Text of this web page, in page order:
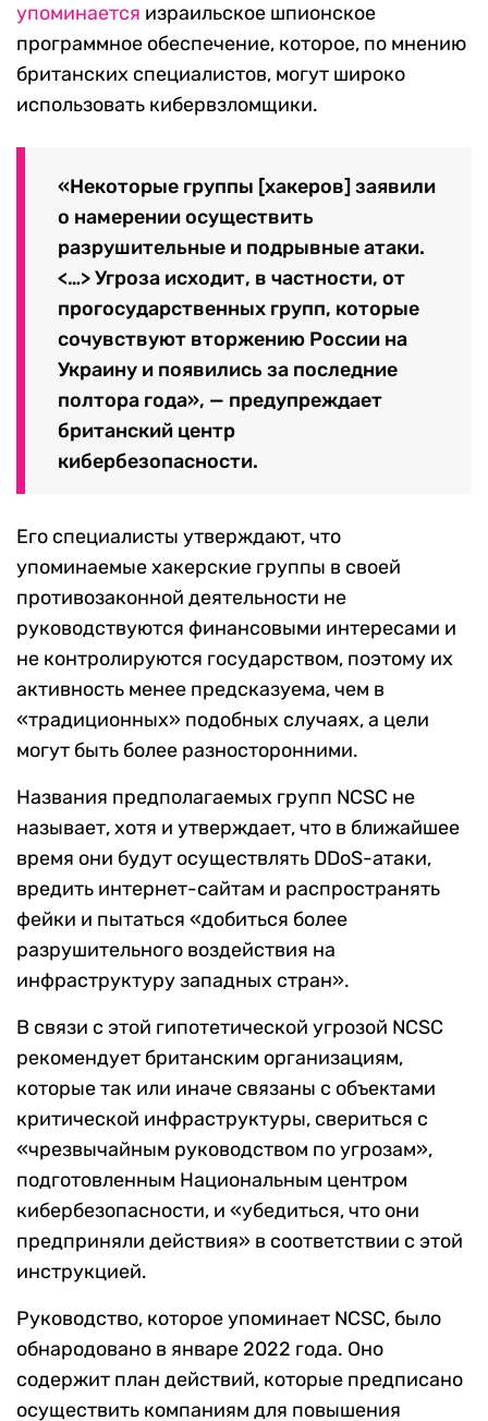
упоминается израильское шпионское
программное обеспечение, которое, по мнению
британских специалистов, могут широко
использовать кибервзломщики.
«Некоторые группы [хакеров] заявили
о намерении осуществить
разрушительные и подрывные атаки.
<…> Угроза исходит, в частности, от
прогосударственных групп, которые
сочувствуют вторжению России на
Украину и появились за последние
полтора года», — предупреждает
британский центр
кибербезопасности.
Его специалисты утверждают, что
упоминаемые хакерские группы в своей
противозаконной деятельности не
руководствуются финансовыми интересами и
не контролируются государством, поэтому их
активность менее предсказуема, чем в
«традиционных» подобных случаях, а цели
могут быть более разносторонними.
Названия предполагаемых групп NCSC не
называет, хотя и утверждает, что в ближайшее
время они будут осуществлять DDoS-атаки,
вредить интернет-сайтам и распространять
фейки и пытаться «добиться более
разрушительного воздействия на
инфраструктуру западных стран».
В связи с этой гипотетической угрозой NCSC
рекомендует британским организациям,
которые так или иначе связаны с объектами
критической инфраструктуры, свериться с
«чрезвычайным руководством по угрозам»,
подготовленным Национальным центром
кибербезопасности, и «убедиться, что они
предприняли действия» в соответствии с этой
инструкцией.
Руководство, которое упоминает NCSC, было
обнародовано в январе 2022 года. Оно
содержит план действий, которые предписано
осуществить компаниям для повышения